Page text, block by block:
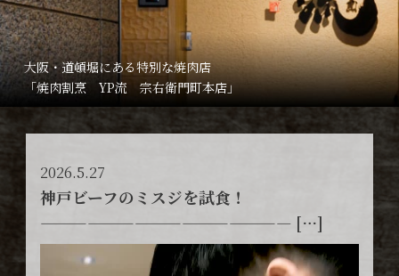
大阪・道頓堀にある特別な焼肉店
「焼肉割烹 YP流 宗右衛門町本店」
2026.5.27
神戸ビーフのミスジを試食！
———————————————— […]